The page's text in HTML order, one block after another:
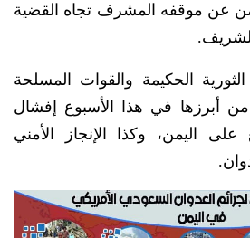
عن موقفه المشرف تجاه القضية
الثورية الحكيمة والقوات المسلحة
من أبرزها في هذا الأسبوع إفشال
اليمن، وكذا الإنجاز الأمني